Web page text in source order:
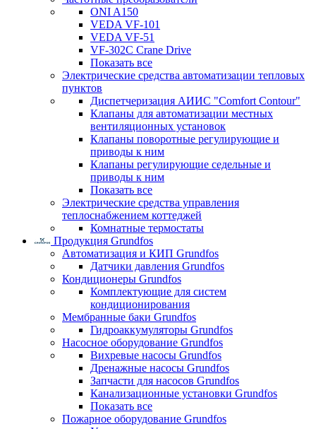
ONI A150
VEDA VF-101
VEDA VF-51
VF-302C Crane Drive
Показать все
Электрические средства автоматизации тепловых
пунктов
Диспетчеризация АИИС "Comfort Contour"
Клапаны для автоматизации местных
вентиляционных установок
Клапаны поворотные регулирующие и
приводы к ним
Клапаны регулирующие седельные и
приводы к ним
Показать все
Электрические средства управления
теплоснабжением коттеджей
Комнатные термостаты
Продукция Grundfos
Автоматизация и КИП Grundfos
Датчики давления Grundfos
Кондиционеры Grundfos
Комплектующие для систем
кондиционирования
Мембранные баки Grundfos
Гидроаккумуляторы Grundfos
Насосное оборудование Grundfos
Вихревые насосы Grundfos
Дренажные насосы Grundfos
Запчасти для насосов Grundfos
Канализационные установки Grundfos
Показать все
Пожарное оборудование Grundfos